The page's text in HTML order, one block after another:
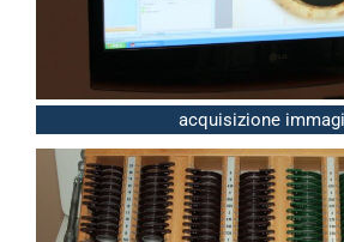
acquisizione